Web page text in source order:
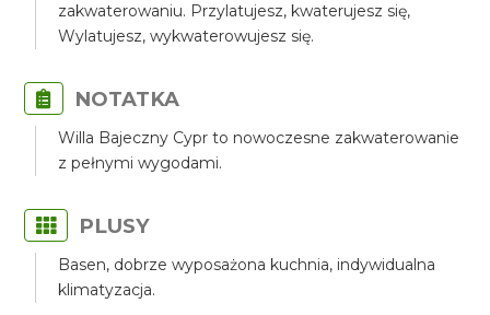
zakwaterowaniu. Przylatujesz, kwaterujesz się,
Wylatujesz, wykwaterowujesz się.
NOTATKA
Willa Bajeczny Cypr to nowoczesne zakwaterowanie
z pełnymi wygodami.
PLUSY
Basen, dobrze wyposażona kuchnia, indywidualna
klimatyzacja.